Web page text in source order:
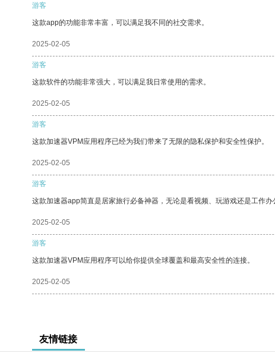
游客
这款app的功能非常丰富，可以满足我不同的社交需求。
2025-02-05
游客
这款软件的功能非常强大，可以满足我日常使用的需求。
2025-02-05
游客
这款加速器VPM应用程序已经为我们带来了无限的隐私保护和安全性保护。
2025-02-05
游客
这款加速器app简直是居家旅行必备神器，无论是看视频、玩游戏还是工作
2025-02-05
游客
这款加速器VPM应用程序可以给你提供全球覆盖和最高安全性的连接。
2025-02-05
友情链接